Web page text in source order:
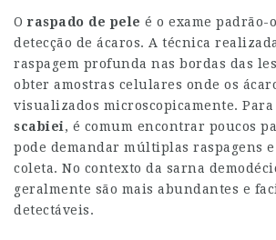
O raspado de pele é o exame padrão-
detecção de ácaros. A técnica
raspagem profunda nas bordas das
obter amostras celulares onde os
visualizados microscopicamente. Para
scabiei, é comum encontrar poucos
pode demandar múltiplas raspagens
coleta. No contexto da sarna
geralmente são mais abundantes e
detectáveis.